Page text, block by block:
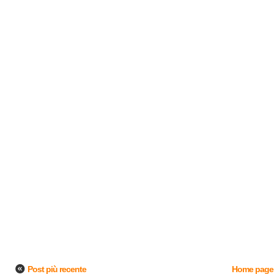
Post più recente Home page